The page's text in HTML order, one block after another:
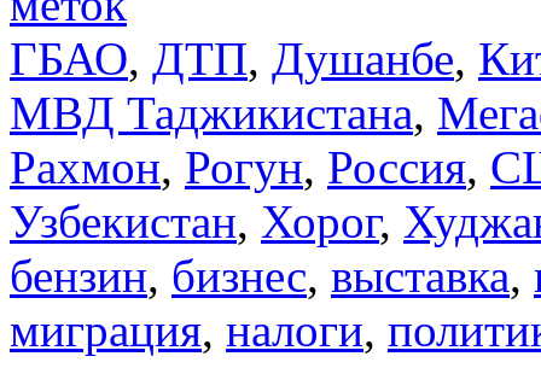
ГБАО, ДТП, Душанбе,
МВД Таджикистана,
Рахмон, Рогун, Россия,
Узбекистан, Хорог,
бензин, бизнес, выставка,
миграция, налоги,